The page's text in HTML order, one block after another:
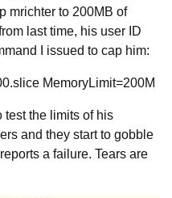
mrichter to 200MB of
last time, his user ID
I issued to cap him:
MemoryLimit=200M
test the limits of his
and they start to gobble
a failure. Tears are